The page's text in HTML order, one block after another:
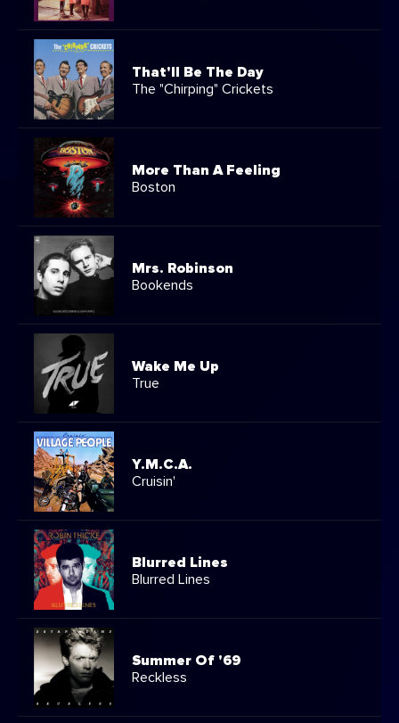
That'll Be The Day
The "Chirping" Crickets
More Than A Feeling
Boston
Mrs. Robinson
Bookends
Wake Me Up
True
Y.M.C.A.
Cruisin'
Blurred Lines
Blurred Lines
Summer Of '69
Reckless